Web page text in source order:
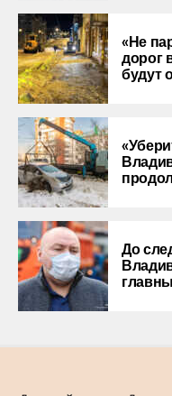
«Не
дорог
будут
До